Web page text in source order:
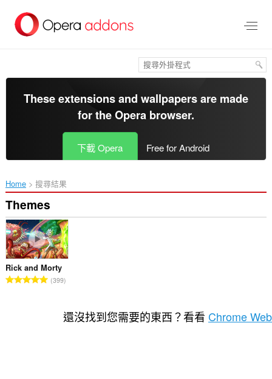
區
These extensions and wallpapers are made
for theOpera browser.
下載 Opera Free for Android
Home 搜尋結果
Themes
Rick and Morty
評399
還沒找到您需要的東西？看看 Chrome